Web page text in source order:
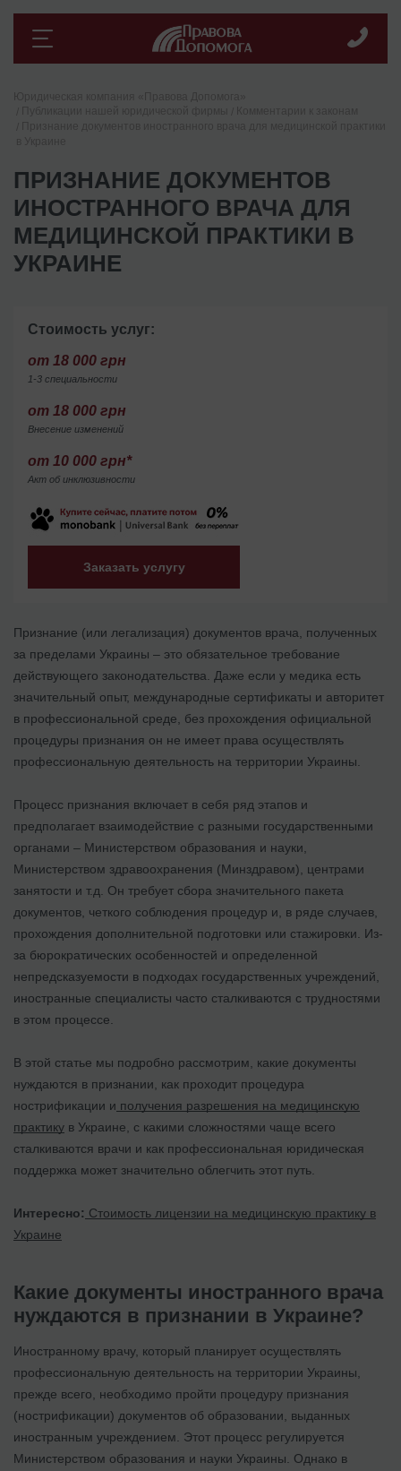
ПРИЗНАНИЕ ДОКУМЕНТОВ
ИНОСТРАННОГО ВРАЧА ДЛЯ
МЕДИЦИНСКОЙ ПРАКТИКИ В
УКРАИНЕ
Стоимость услуг:
от 18 000 грн
1-3 специальности
от 18 000 грн
Внесение изменений
от 10 000 грн*
Акт об инклюзивности
Заказать услугу
Признание (или легализация) документов врача, полученных
за пределами Украины – это обязательное требование
действующего законодательства. Даже если у медика есть
значительный опыт, международные сертификаты и авторитет
в профессиональной среде, без прохождения официальной
процедуры признания он не имеет права осуществлять
профессиональную деятельность на территории Украины.
Процесс признания включает в себя ряд этапов и
предполагает взаимодействие с разными государственными
органами – Министерством образования и науки,
Министерством здравоохранения (Минздравом), центрами
занятости и т.д. Он требует сбора значительного пакета
документов, четкого соблюдения процедур и, в ряде случаев,
прохождения дополнительной подготовки или стажировки. Из-
за бюрократических особенностей и определенной
непредсказуемости в подходах государственных учреждений,
иностранные специалисты часто сталкиваются с трудностями
в этом процессе.
В этой статье мы подробно рассмотрим, какие документы
нуждаются в признании, как проходит процедура
нострификации и получения разрешения на медицинскую
практику в Украине, с какими сложностями чаще всего
сталкиваются врачи и как профессиональная юридическая
поддержка может значительно облегчить этот путь.
Интересно: Стоимость лицензии на медицинскую практику в
Украине
Какие документы иностранного врача
нуждаются в признании в Украине?
Иностранному врачу, который планирует осуществлять
профессиональную деятельность на территории Украины,
прежде всего, необходимо пройти процедуру признания
(нострификации) документов об образовании, выданных
иностранным учреждением. Этот процесс регулируется
Министерством образования и науки Украины. Однако в